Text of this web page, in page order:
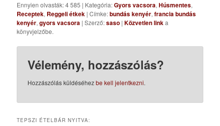
Ennyien olvasták: 4 585 | Kategória:Gyors vacsora,Húsmentes,
Receptek, Reggeli étkek | Címke:bundás kenyér,francia bundás
kenyér,gyors vacsora | Szerző:saso |Közvetlen linka
könyvjelzőbe.
Vélemény, hozzászólás?
Hozzászólás küldéséhezbe kell jelentkezni.
TEPSZI ÉTELBÁR NYITVA: